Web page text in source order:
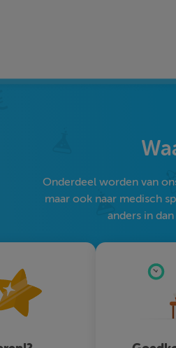
Onderdeel worden van
maar ook naar medisch
anders in